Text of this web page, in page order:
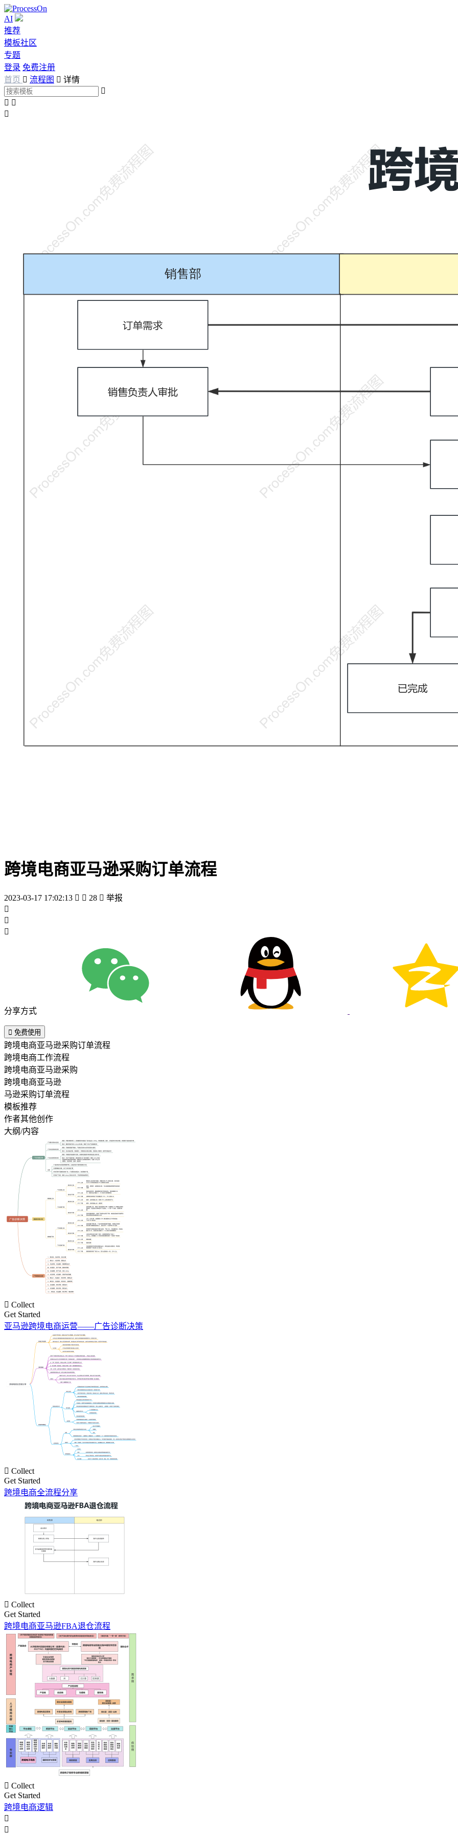
AI
推荐
模板社区
专题
登录 免费注册
首页  流程图  详情

 

跨境电商亚马逊采购订单流程
2023-03-17 17:02:13   28  举报



分享方式
 免费使用
跨境电商亚马逊采购订单流程
跨境电商工作流程
跨境电商亚马逊采购
跨境电商亚马逊
马逊采购订单流程
模板推荐
作者其他创作
大纲/内容
 Collect
Get Started
亚马逊跨境电商运营——广告诊断决策
 Collect
Get Started
跨境电商全流程分享
 Collect
Get Started
跨境电商亚马逊FBA退仓流程
 Collect
Get Started
跨境电商逻辑

